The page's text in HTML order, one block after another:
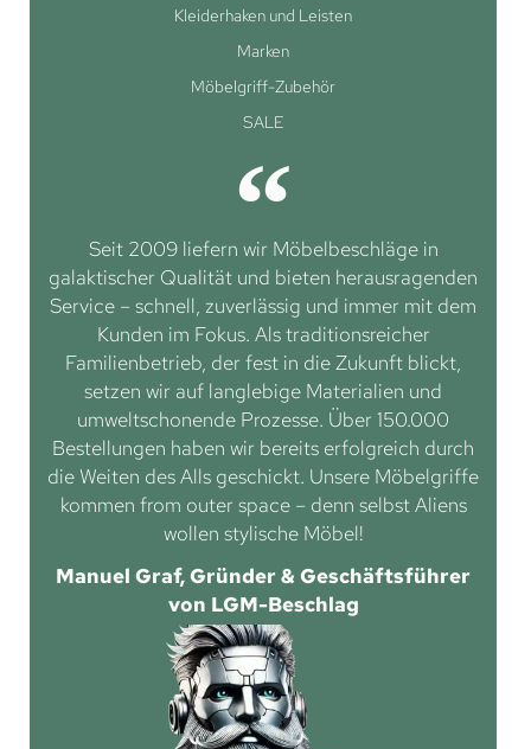
Kleiderhaken und Leisten
Marken
Möbelgriff-Zubehör
SALE
Seit 2009 liefern wir Möbelbeschläge in
galaktischer Qualität und bieten herausragenden
Service – schnell, zuverlässig und immer mit dem
Kunden im Fokus. Als traditionsreicher
Familienbetrieb, der fest in die Zukunft blickt,
setzen wir auf langlebige Materialien und
umweltschonende Prozesse. Über 150.000
Bestellungen haben wir bereits erfolgreich durch
die Weiten des Alls geschickt. Unsere Möbelgriffe
kommen from outer space – denn selbst Aliens
wollen stylische Möbel!
Manuel Graf, Gründer & Geschäftsführer
von LGM-Beschlag